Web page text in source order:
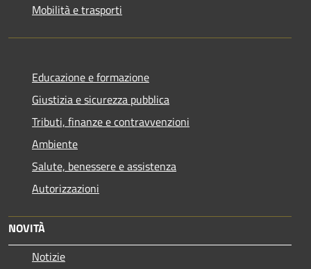
Mobilità e trasporti
Educazione e formazione
Giustizia e sicurezza pubblica
Tributi, finanze e contravvenzioni
Ambiente
Salute, benessere e assistenza
Autorizzazioni
NOVITÀ
Notizie